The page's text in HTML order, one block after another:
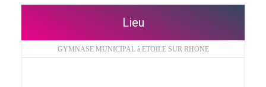
Lieu
GYMNASE MUNICIPAL à ETOILE SUR RHONE